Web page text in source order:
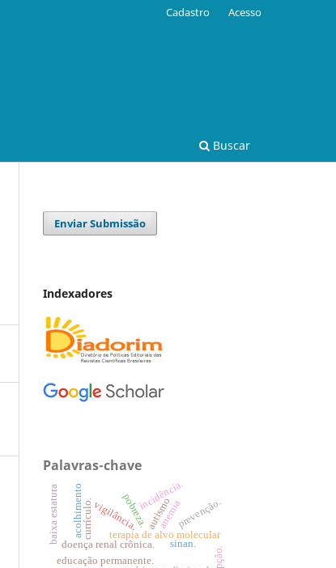
Buscar
Cadastro Acesso
Enviar Submissão
Indexadores
Palavras-chave
terapia de alvo molecular
doença renal crônica.
educação permanente.
autismo
currículo.
baixa estatura pobreza.
vigilância. anemiaprevenção.
sinan.
acolhimento incidência.